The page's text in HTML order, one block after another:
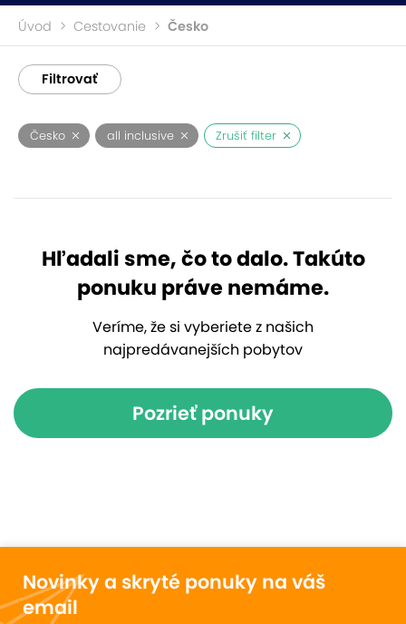
Úvod Cestovanie Česko
Filtrovať
Česko all inclusive Zrušiť filter
Hľadali sme, čo to dalo. Takúto
ponuku práve nemáme.
Veríme, že si vyberiete z našich
najpredávanejších pobytov
Pozrieť ponuky
Novinky a skryté ponuky na váš
email